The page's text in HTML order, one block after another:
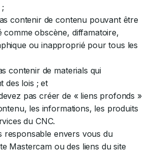
contenir de contenu pouvant être
comme obscène, diffamatoire,
ou inapproprié pour tous les
contenir de materials qui
des lois ; et
pas créer de « liens profonds »
les informations, les produits
du CNC.
responsable envers vous du
Mastercam ou des liens du site